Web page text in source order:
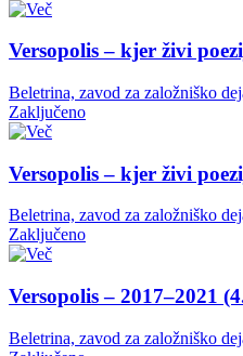
Versopolis – kjer živi
Beletrina, zavod za založniško
Zaključeno
Versopolis – kjer živi
Beletrina, zavod za založniško
Zaključeno
Versopolis – 2017–2021
Beletrina, zavod za založniško